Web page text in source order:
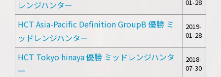
レンジハンター
01-28
HCT Asia-Pacific Definition GroupB 優勝 ミ
ッドレンジハンター
2019-
01-28
HCT Tokyo hinaya 優勝 ミッドレンジハンタ
ー
2018-
07-30